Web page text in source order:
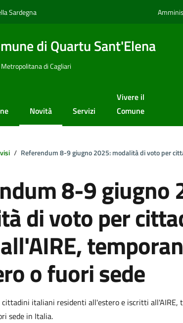
Sardegna
di Quartu Sant'Elena
di Cagliari
Novità Servizi
Vivere il
Comune
Referendum 8-9 giugno 2025: modalità di voto per
8-9 giugno
di voto per
o fuori sede
notizia
italiani residenti all'estero e iscritti all'AIRE,
sede in Italia.